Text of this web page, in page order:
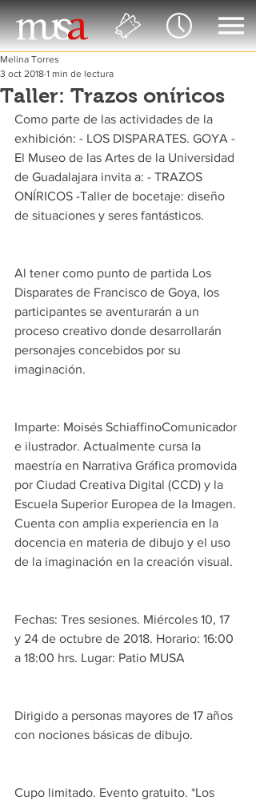
Taller: Trazos oníricos
Melina Torres
3 oct 2018 1 min de lectura
Como parte de las actividades de la
exhibición: - LOS DISPARATES. GOYA -
El Museo de las Artes de la Universidad
de Guadalajara invita a: - TRAZOS
ONÍRICOS -Taller de bocetaje: diseño
de situaciones y seres fantásticos.
Al tener como punto de partida Los
Disparates de Francisco de Goya, los
participantes se aventurarán a un
proceso creativo donde desarrollarán
personajes concebidos por su
imaginación.
Imparte: Moisés SchiaffinoComunicador
e ilustrador. Actualmente cursa la
maestría en Narrativa Gráfica promovida
por Ciudad Creativa Digital (CCD) y la
Escuela Superior Europea de la Imagen.
Cuenta con amplia experiencia en la
docencia en materia de dibujo y el uso
de la imaginación en la creación visual.
Fechas: Tres sesiones. Miércoles 10, 17
y 24 de octubre de 2018. Horario: 16:00
a 18:00 hrs. Lugar: Patio MUSA
Dirigido a personas mayores de 17 años
con nociones básicas de dibujo.
Cupo limitado. Evento gratuito. *Los